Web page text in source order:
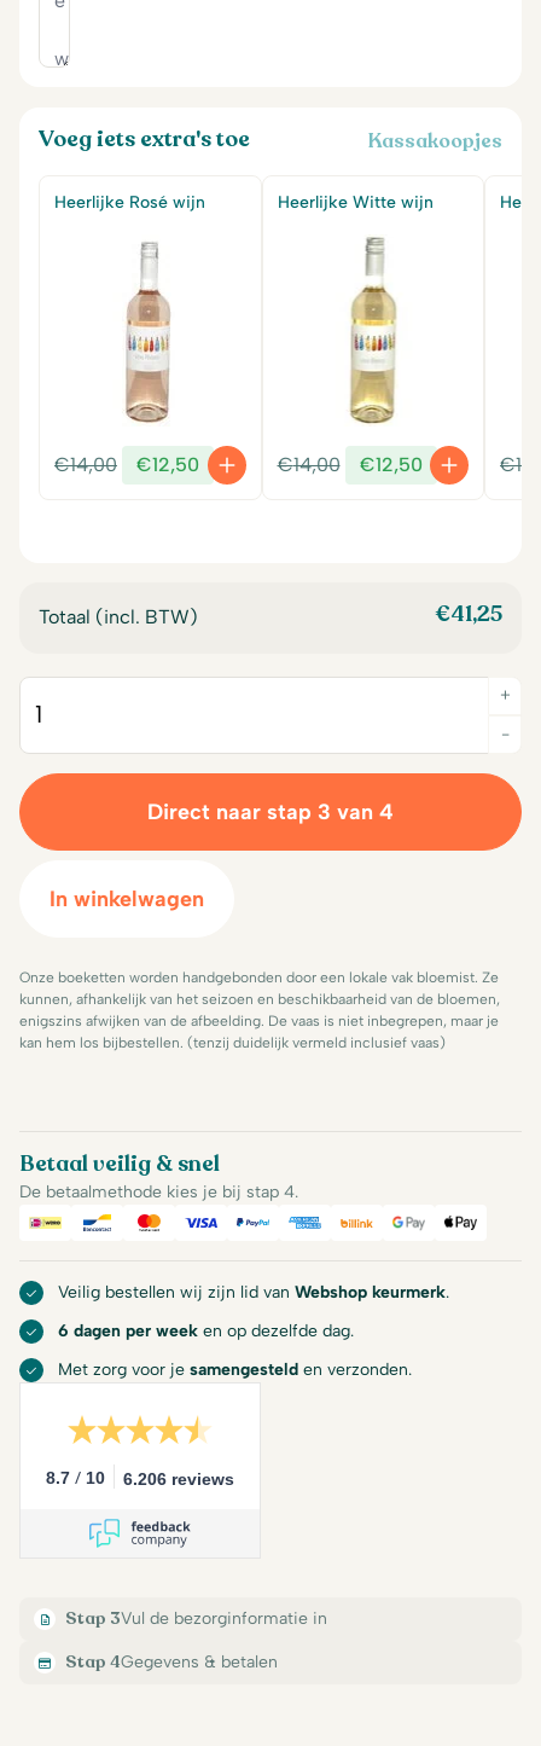
Voeg iets extra's toe Kassakoopjes
Heerlijke Rosé wijn
€14,00
Oorspronkelijke
prijs
€12,50
Huidige
prijs
Heerlijke Witte wijn
€14,00
Oorspronkelijke
prijs
€12,50
Huidige
prijs
€
Totaal (incl. BTW) €41,25
-
+
Direct naar stap 3 van 4
In winkelwagen
Onze boeketten worden handgebonden door een lokale vak bloemist. Ze
kunnen, afhankelijk van het seizoen en beschikbaarheid van de bloemen,
enigszins afwijken van de afbeelding. De vaas is niet inbegrepen, maar je
kan hem los bijbestellen. (tenzij duidelijk vermeld inclusief vaas)
Betaal veilig & snel
De betaalmethode kies je bij stap 4.
iDeal Bancontact
Mastercard
Visa PayPalAmerican Express
BillinkGoogle Pay
Apple
Veilig bestellen wij zijn lid van Webshop keurmerk.
6 dagen per week en op dezelfde dag.
Met zorg voor je samengesteld en verzonden.
8.7 / 10 6.206 reviews
Stap 3Vul de bezorginformatie in
Stap 4Gegevens & betalen